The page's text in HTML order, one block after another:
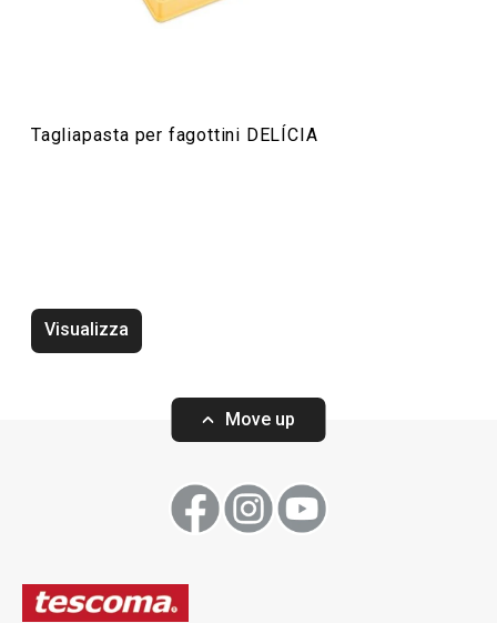
Preparazione degli alimenti
Tagliapasta per fagottini DELÍCIA
Visualizza
Move up